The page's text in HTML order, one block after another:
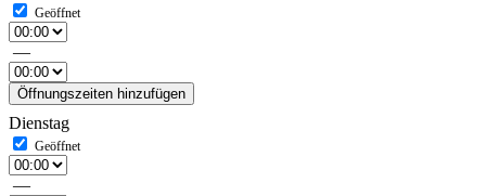
—
Öffnungszeiten hinzufügen
Dienstag
—